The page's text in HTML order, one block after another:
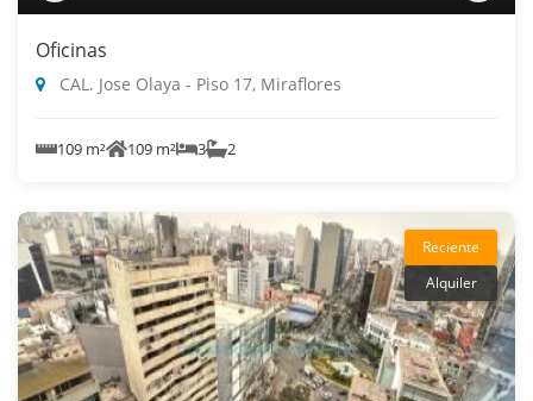
Oficinas
CAL. Jose Olaya - Piso 17, Miraflores
109 m² 109 m² 3 2
Reciente
Alquiler